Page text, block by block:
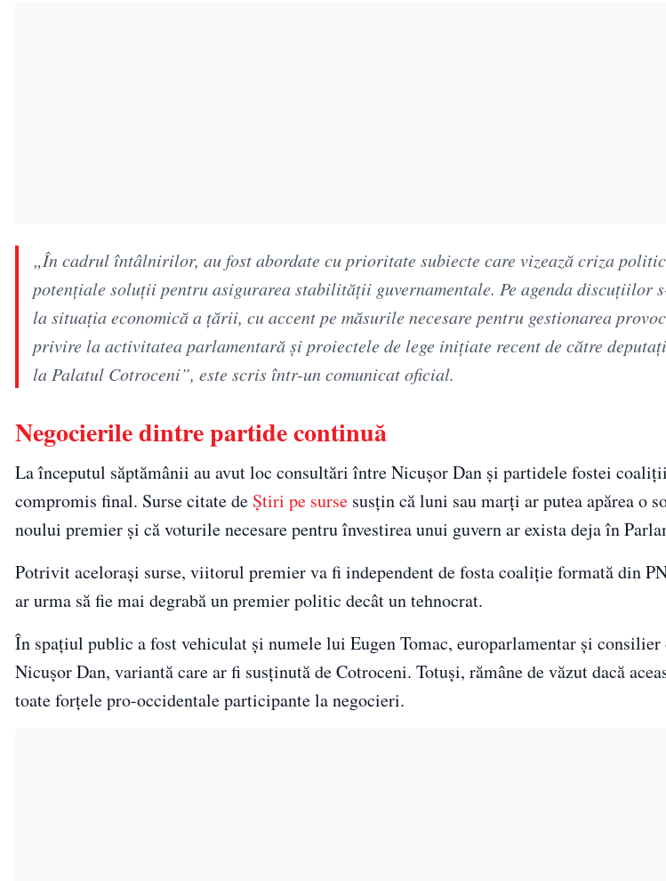
„În cadrul întâlnirilor, au fost abordate cu prioritate subiecte care vizează criza
potenţiale soluţii pentru asigurarea stabilităţii guvernamentale. Pe agenda discuţiilor
la situaţia economică a ţării, cu accent pe măsurile necesare pentru gestionarea
privire la activitatea parlamentară şi proiectele de lege iniţiate recent de către
la Palatul Cotroceni”, este scris într-un comunicat oficial.
Negocierile dintre partide continuă
La începutul săptămânii au avut loc consultări între Nicușor Dan și partidele fostei
compromis final. Surse citate de Știri pe surse susțin că luni sau marți ar putea apărea o
noului premier și că voturile necesare pentru învestirea unui guvern ar exista deja în
Potrivit acelorași surse, viitorul premier va fi independent de fosta coaliție formată din
ar urma să fie mai degrabă un premier politic decât un tehnocrat.
În spațiul public a fost vehiculat și numele lui Eugen Tomac, europarlamentar și
Nicușor Dan, variantă care ar fi susținută de Cotroceni. Totuși, rămâne de văzut dacă
toate forțele pro-occidentale participante la negocieri.